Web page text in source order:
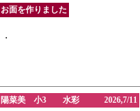
お面を作りました
・
陽菜美 小3 水彩 2026,7/11